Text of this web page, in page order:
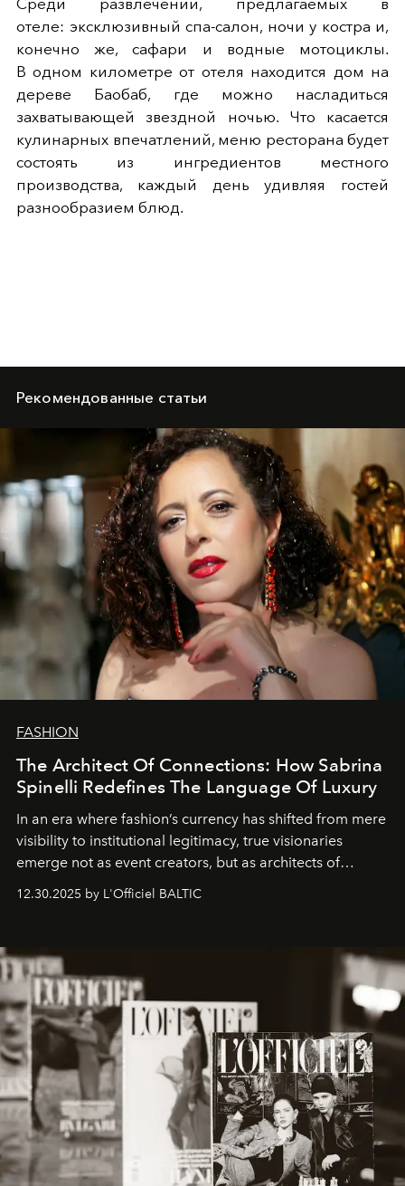
отеле: эксклюзивный спа-салон, ночи у костра и,
конечно же, сафари и водные мотоциклы.
В одном километре от отеля находится дом на
дереве Баобаб, где можно насладиться
захватывающей звездной ночью. Что касается
кулинарных впечатлений, меню ресторана будет
состоять из ингредиентов местного
производства, каждый день удивляя гостей
разнообразием блюд.
Рекомендованные статьи
FASHION
The Architect Of Connections: How Sabrina
Spinelli Redefines The Language Of Luxury
In an era where fashion’s currency has shifted from mere
visibility to institutional legitimacy, true visionaries
emerge not as event creators, but as architects of
brand strategist with three decades of mastery in luxury,
framework where creativity, commerce, and culture
converge with surgical precision.
12.30.2025 by L'Officiel BALTIC